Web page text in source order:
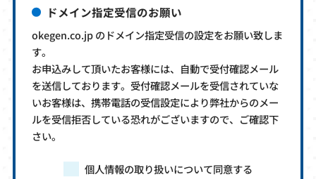
ドメイン指定受信のお願い
okegen.co.jp のドメイン指定受信の設定をお願い致しま
す。
お申込みして頂いたお客様には、自動で受付確認メール
を送信しております。受付確認メールを受信されていな
いお客様は、携帯電話の受信設定により弊社からのメー
ルを受信拒否している恐れがございますので、ご確認下
さい。
個人情報の取り扱いについて同意する